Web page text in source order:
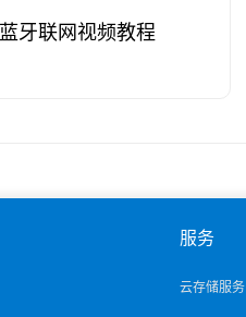
蓝牙联网视频教程
服务
云存储服务